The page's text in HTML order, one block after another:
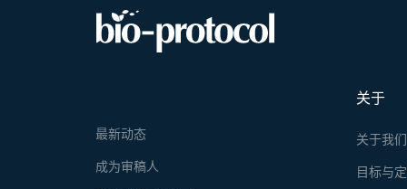
关于
关于我们
目标与
最新动态
成为审稿人